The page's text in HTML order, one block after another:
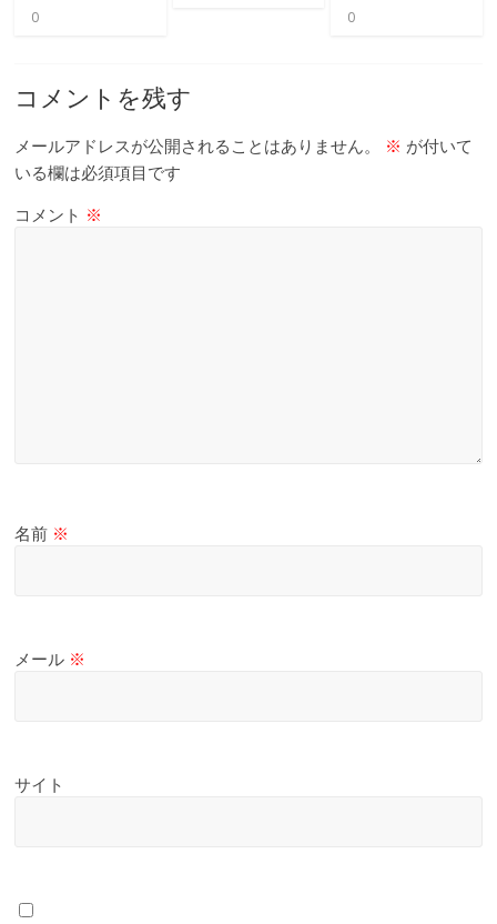
触
て
そ
て
0
0
コメントを残す
メールアドレスが公開されることはありません。 ※ が付いて
いる欄は必須項目です
コメント ※
名前 ※
メール ※
サイト